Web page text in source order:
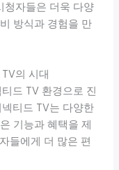
청자들은 더욱 다양
방식과 경험을 만
의 시대
드 TV 환경으로 진
티드 TV는 다양한
기능과 혜택을 제
들에게 더 많은 편